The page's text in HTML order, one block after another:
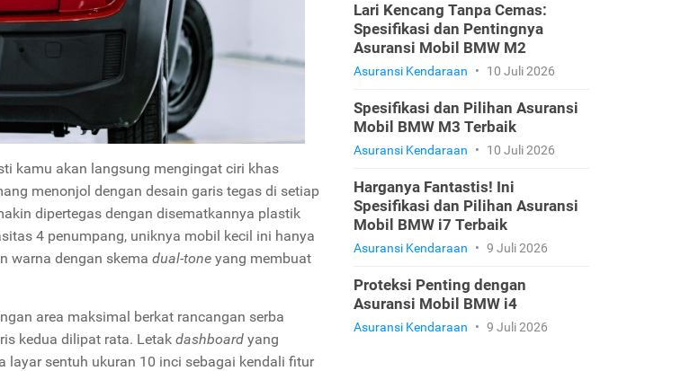
kamu akan langsung mengingat ciri khas
menonjol dengan desain garis tegas di setiap
dipertegas dengan disematkannya plastik
4 penumpang, uniknya mobil kecil ini hanya
warna dengan skema dual-tone yang membuat
area maksimal berkat rancangan serba
kedua dilipat rata. Letak dashboard yang
layar sentuh ukuran 10 inci sebagai kendali fitur
Lari Kencang Tanpa Cemas:
Spesifikasi dan Pentingnya
Asuransi Mobil BMW M2
Asuransi Kendaraan • 10 Juli 2026
Spesifikasi dan Pilihan Asuransi
Mobil BMW M3 Terbaik
Asuransi Kendaraan • 10 Juli 2026
Harganya Fantastis! Ini
Spesifikasi dan Pilihan Asuransi
Mobil BMW i7 Terbaik
Asuransi Kendaraan • 9 Juli 2026
Proteksi Penting dengan
Asuransi Mobil BMW i4
Asuransi Kendaraan • 9 Juli 2026